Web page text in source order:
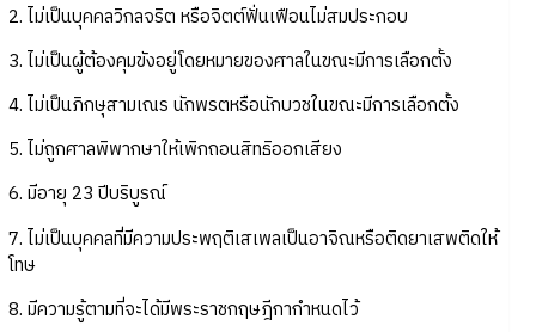
2. ไม่เป็นบุคคลวิกลจริต หรือจิตต์ฟั่นเฟือนไม่สมประกอบ
3. ไม่เป็นผู้ต้องคุมขังอยู่โดยหมายของศาลในขณะมีการเลือกตั้ง
4. ไม่เป็นภิกษุสามเณร นักพรตหรือนักบวชในขณะมีการเลือกตั้ง
5. ไม่ถูกศาลพิพากษาให้เพิกถอนสิทธิออกเสียง
6. มีอายุ 23 ปีบริบูรณ์
7. ไม่เป็นบุคคลที่มีความประพฤติเสเพลเป็นอาจิณหรือติดยาเสพติดให้
โทษ
8. มีความรู้ตามที่จะได้มีพระราชกฤษฎีกากำหนดไว้